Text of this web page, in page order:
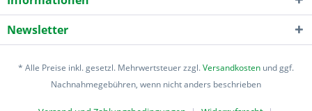
Newsletter
* Alle Preise inkl. gesetzl. Mehrwertsteuer zzgl.Versandkosten und ggf.
Nachnahmegebühren, wenn nicht anders beschrieben